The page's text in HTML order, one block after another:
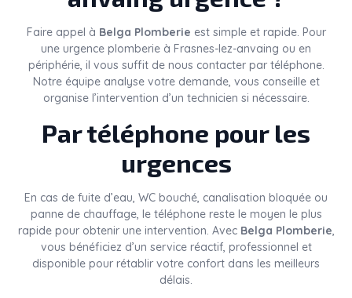
Faire appel à Belga Plomberie est simple et rapide. Pour
une urgence plomberie à Frasnes-lez-anvaing ou en
périphérie, il vous suffit de nous contacter par téléphone.
Notre équipe analyse votre demande, vous conseille et
organise l’intervention d’un technicien si nécessaire.
Par téléphone pour les
urgences
En cas de fuite d’eau, WC bouché, canalisation bloquée ou
panne de chauffage, le téléphone reste le moyen le plus
rapide pour obtenir une intervention. Avec Belga Plomberie,
vous bénéficiez d’un service réactif, professionnel et
disponible pour rétablir votre confort dans les meilleurs
délais.